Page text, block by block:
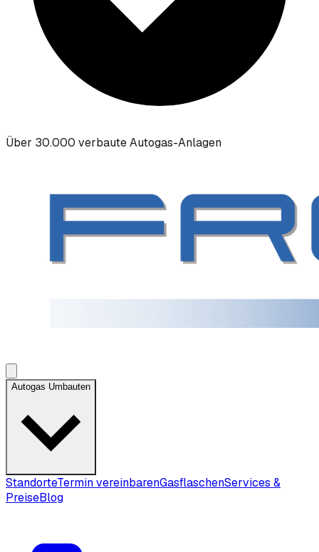
Über 30.000 verbaute Autogas-Anlagen
Autogas Umbauten
StandorteTermin vereinbarenGasflaschenServices &
PreiseBlog